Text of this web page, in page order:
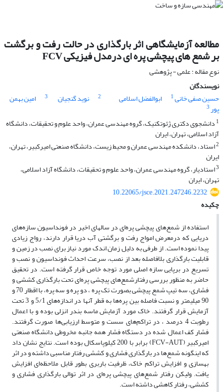
مطالعه آزمایشگاهی اثر بارگذاری در حالت رفت و برگشت
بر شمع های پیچشی پره ای درمدل فیزیکی FCV
نوع مقاله : علمی - پژوهشی
نویسندگان
حسین صفی خانی1 ابوالفضل اسلامی 2 نوید گنجیان 3 امین بهمن
پور3
1 دانشجوی دکتری ژئوتکنیک، گروه مهندسی عمران، واحد علوم و تحقیقات، دانشگاه
آزاد اسلامی، تهران، ایران
2استاد، دانشکده مهندسی عمران و محیط زیست، دانشگاه صنعتی امیرکبیر، تهران،
ایران
3استادیار، گروه مهندسی عمران، واحد علوم و تحقیقات، دانشگاه آزاد اسلامی،
تهران، ایران
10.22065/jsce.2021.247246.2232
چکیده
استفاده از شمع‌های پیچشی پره‌ای در سالهای اخیر در فونداسیون سازه‌های
دریایی که درمعرض امواج رفت و برگشتی آب دریا قرار دارند، رواج زیادی
پیدا نموده است. از طرفی به دلیل زمان اندک مورد نیاز برای نصب در زمین و
قابلیت بارگذاری بلافاصله بعد از نصب، سرعت احداث فونداسیون و نصب و
تسریع در برپایی سازه اصلی مورد توجه خاص قرار گرفته است. در تحقیق
حاضر به منظور بررسی رفتارشمع‌های پیچشی پره‌‌ای تحت بارگذاری کششی و
فشاری‌، سه تیپ شمع پیچشی بصورت تک پره ، دو پره و سه پره، با اقطار 70 و
90 میلیمتر و نسبت فاصله بین پره‌ها به قطر آنها در اندازه‌های 5/1 و 3 تحت
آزمایش قرار گرفتند. خاک مورد آزمایش ماسه بندر انزلی بوده و با اعمال
رطوبت 4 درصد ، در تراکم‌های سست و متوسط ارزیابی‌ها صورت گرفتند.
فشار کف اعمال شده در دستگاه فشار همه جانبه مخروطی دانشگاه صنعتی
امیرکبیر (FCV-AUT) برابر با 200 کیلوپاسکال بوده است. نتایج نشان داد
که اینگونه شمع‌ها در بارگذاری فشاری و کششی رفتار مناسبی داشته و در اثر
بهسازی و افزایش تراکم خاک‌، ظرفیت باربری بطور قابل ملاحظه‌ای افزایش
یافت. ولیکن رفتار شمع‌های پیچشی پره‌ای در اثر توالی بارگذاری فشاری و
کششی، رفتار کاهشی داشته است.